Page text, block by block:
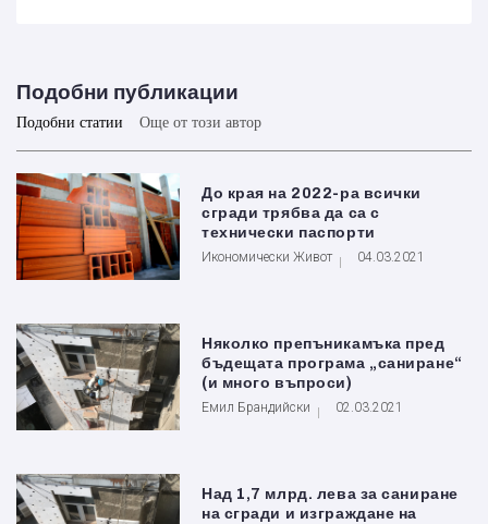
Подобни публикации
Подобни статии Още от този автор
До края на 2022-ра всички
сгради трябва да са с
технически паспорти
Икономически Живот 04.03.2021
Няколко препъникамъка пред
бъдещата програма „саниране“
(и много въпроси)
Емил Брандийски 02.03.2021
Над 1,7 млрд. лева за саниране
на сгради и изграждане на